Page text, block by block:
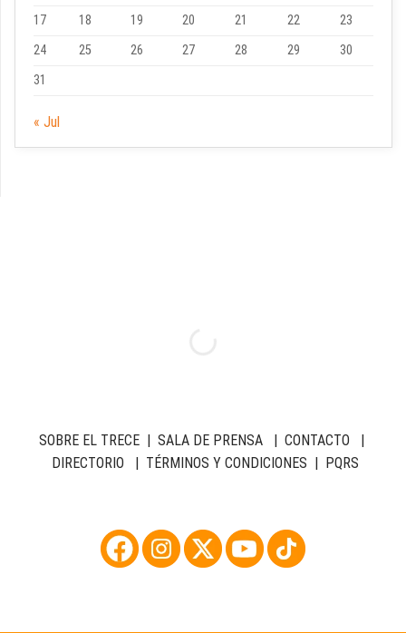
17
18 19 20 21 22
23
24
25 26 27 28 29
30
31
« Jul
SOBRE EL TRECE| SALA DE PRENSA| CONTACTO |
DIRECTORIO | TÉRMINOS Y CONDICIONES | PQRS